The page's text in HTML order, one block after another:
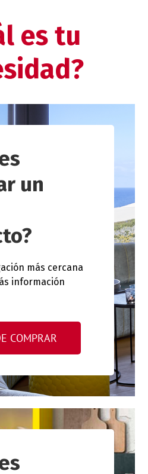
es tu
un
más cercana
información
COMPRAR